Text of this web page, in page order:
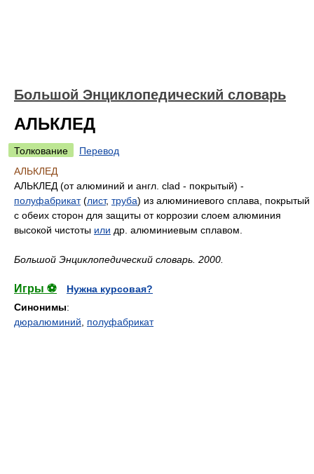
Большой Энциклопедический словарь
АЛЬКЛЕД
Толкование
Перевод
АЛЬКЛЕД
АЛЬКЛЕД (от алюминий и англ. clad - покрытый) -
полуфабрикат(лист, труба) из алюминиевого сплава, покрытый
с обеих сторон для защиты от коррозии слоем алюминия
высокой чистоты или др. алюминиевым сплавом.
Большой Энциклопедический словарь 2000
Игры ⚽
Нужна курсовая?
Синонимы:
дюралюминий
полуфабрикат